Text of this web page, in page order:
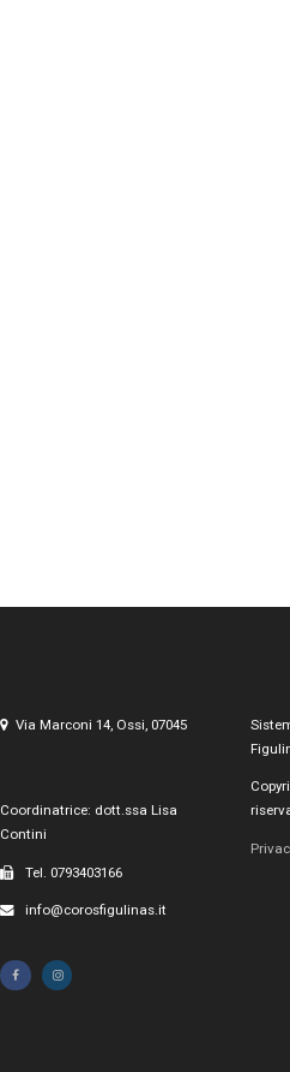
Via Marconi 14, Ossi, 07045
Coordinatrice: dott.ssa Lisa
Contini
Tel. 0793403166
info@corosfigulinas.it